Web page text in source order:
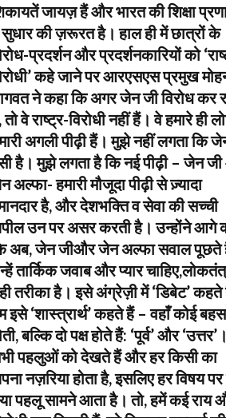
जायज़ हैं और भारत की शिक्षा
की ज़रूरत है। हाल ही में छात्रों के
प्रदर्शन और प्रदर्शनकारियों को
कहे जाने पर आरएसएस प्रमुख
ने कहा कि अगर जेन जी विरोध कर
तो वे राष्ट्र-विरोधी नहीं हैं। वे हमारे ही
अगली पीढ़ी हैं। मुझे नहीं लगता कि
है। मुझे लगता है कि नई पीढ़ी – जेन
अल्फा- हमारी मौजूदा पीढ़ी से ज़्यादा
है, और देशभक्ति व सेवा की सच्ची
उन पर असर करती है। उन्होंने आगे
अब, जेन जीऔर जेन अल्फा सवाल पूछते
तार्किक जवाब और प्यार
तरीका है। इसे अंग्रेज़ी में ‘डिबेट’ कहते
इसे ‘शास्त्रार्थ’ कहते हैं – वहाँ कोई
बल्कि दो पक्ष होते हैं: ‘पूर्व’ और
पहलुओं को देखते हैं और हर किसी का
नज़रिया होता है, इसलिए हर विषय
पहलू सामने आता है। तो, हमें कई राय